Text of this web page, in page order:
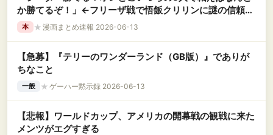
か勝てるぞ！」←フリーザ戦で悟飯クリリンに謎の信頼を
寄せていた理由
本 ★ 漫画まとめ速報 2026-06-13
【急募】『テリーのワンダーランド（GB版）』でありが
ちなこと
一般 ★ ゲーハー黙示録 2026-06-13
【悲報】ワールドカップ、アメリカの開幕戦の観戦に来た
メンツがエグすぎる